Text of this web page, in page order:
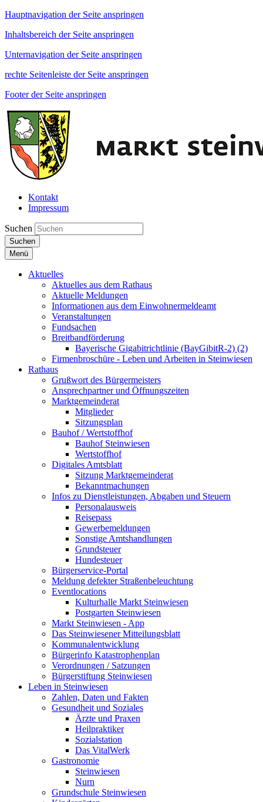
Hauptnavigation der Seite anspringen
Inhaltsbereich der Seite anspringen
Unternavigation der Seite anspringen
rechte Seitenleiste der Seite anspringen
Footer der Seite anspringen
Kontakt
Impressum
Suchen
Suchen
Menü
Aktuelles
Aktuelles aus dem Rathaus
Aktuelle Meldungen
Informationen aus dem Einwohnermeldeamt
Veranstaltungen
Fundsachen
Breitbandförderung
Bayerische Gigabitrichtlinie (BayGibitR-2) (2)
Firmenbroschüre - Leben und Arbeiten in Steinwiesen
Rathaus
Grußwort des Bürgermeisters
Ansprechpartner und Öffnungszeiten
Marktgemeinderat
Mitglieder
Sitzungsplan
Bauhof / Wertstoffhof
Bauhof Steinwiesen
Wertstoffhof
Digitales Amtsblatt
Sitzung Marktgemeinderat
Bekanntmachungen
Infos zu Dienstleistungen, Abgaben und Steuern
Personalausweis
Reisepass
Gewerbemeldungen
Sonstige Amtshandlungen
Grundsteuer
Hundesteuer
Bürgerservice-Portal
Meldung defekter Straßenbeleuchtung
Eventlocations
Kulturhalle Markt Steinwiesen
Postgarten Steinwiesen
Markt Steinwiesen - App
Das Steinwiesener Mitteilungsblatt
Kommunalentwicklung
Bürgerinfo Katastrophenplan
Verordnungen / Satzungen
Bürgerstiftung Steinwiesen
Leben in Steinwiesen
Zahlen, Daten und Fakten
Gesundheit und Soziales
Ärzte und Praxen
Heilpraktiker
Sozialstation
Das VitalWerk
Gastronomie
Steinwiesen
Nurn
Grundschule Steinwiesen